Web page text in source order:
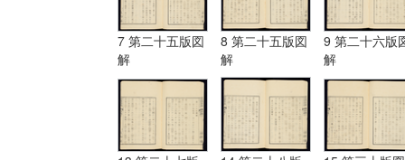
7 第二十五版図
解
8 第二十五版図
解
9 第二十六版
解